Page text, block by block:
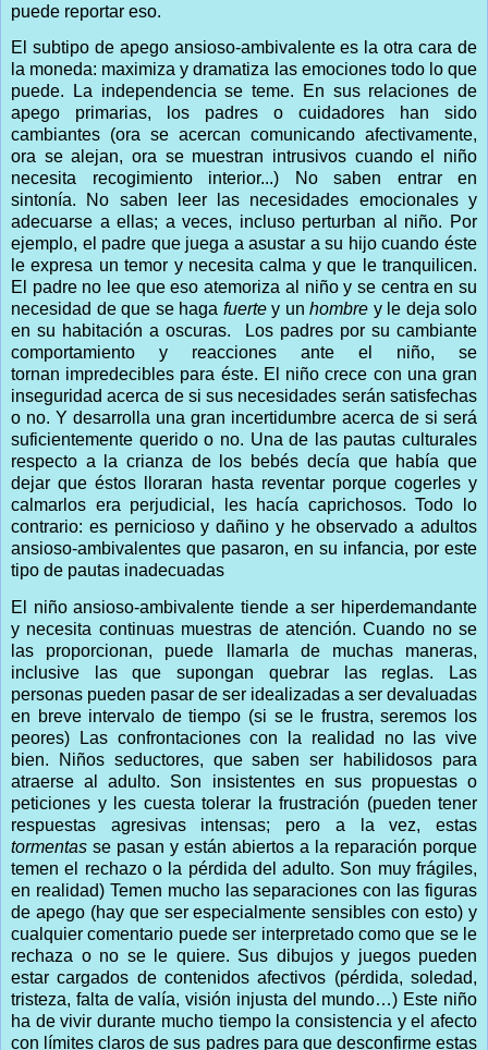
puede reportar eso.
El subtipo de apego ansioso-ambivalente es la otra cara de
la moneda: maximiza y dramatiza las emociones todo lo que
puede. La independencia se teme. En sus relaciones de
apego primarias, los padres o cuidadores han sido
cambiantes (ora se acercan comunicando afectivamente,
ora se alejan, ora se muestran intrusivos cuando el niño
necesita recogimiento interior...) No saben entrar en
sintonía. No saben leer las necesidades emocionales y
adecuarse a ellas; a veces, incluso perturban al niño. Por
ejemplo, el padre que juega a asustar a su hijo cuando éste
le expresa un temor y necesita calma y que le tranquilicen.
El padre no lee que eso atemoriza al niño y se centra en su
necesidad de que se haga fuertey un hombre y le deja solo
en su habitación a oscuras. Los padres por su cambiante
comportamiento y reacciones ante el niño, se
tornan impredecibles para éste. El niño crece con una gran
inseguridad acerca de si sus necesidades serán satisfechas
o no. Y desarrolla una gran incertidumbre acerca de si será
suficientemente querido o no. Una de las pautas culturales
respecto a la crianza de los bebés decía que había que
dejar que éstos lloraran hasta reventar porque cogerles y
calmarlos era perjudicial, les hacía caprichosos. Todo lo
contrario: es pernicioso y dañino y he observado a adultos
ansioso-ambivalentes que pasaron, en su infancia, por este
tipo de pautas inadecuadas
El niño ansioso-ambivalente tiende a ser hiperdemandante
y necesita continuas muestras de atención. Cuando no se
las proporcionan, puede llamarla de muchas maneras,
inclusive las que supongan quebrar las reglas. Las
personas pueden pasar de ser idealizadas a ser devaluadas
en breve intervalo de tiempo (si se le frustra, seremos los
peores) Las confrontaciones con la realidad no las vive
bien. Niños seductores, que saben ser habilidosos para
atraerse al adulto. Son insistentes en sus propuestas o
peticiones y les cuesta tolerar la frustración (pueden tener
respuestas agresivas intensas; pero a la vez, estas
tormentas se pasan y están abiertos a la reparación porque
temen el rechazo o la pérdida del adulto. Son muy frágiles,
en realidad) Temen mucho las separaciones con las figuras
de apego (hay que ser especialmente sensibles con esto) y
cualquier comentario puede ser interpretado como que se le
rechaza o no se le quiere. Sus dibujos y juegos pueden
estar cargados de contenidos afectivos (pérdida, soledad,
tristeza, falta de valía, visión injusta del mundo…) Este niño
ha de vivir durante mucho tiempo la consistencia y el afecto
con límites claros de sus padres para que desconfirme estas